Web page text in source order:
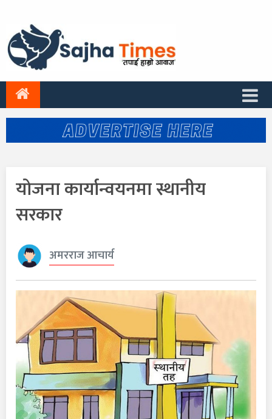
योजना कार्यान्वयनमा स्थानीय
सरकार
अमरराज आचार्य